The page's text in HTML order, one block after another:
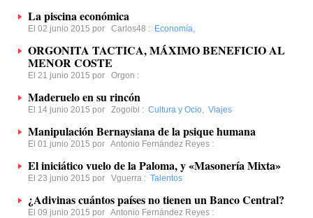
La piscina económica
El 02 junio 2015 por Carlos48 : Economía,
ORGONITA TACTICA, MÁXIMO BENEFICIO AL
MENOR COSTE
El 21 junio 2015 por Orgon :
Maderuelo en su rincón
El 14 junio 2015 por Zogoibi : Cultura y Ocio, Viajes
Manipulación Bernaysiana de la psique humana
El 01 junio 2015 por Antonio Fernández Reyes :
El iniciático vuelo de la Paloma, y «Masonería Mixta»
El 23 junio 2015 por Vguerra : Talentos
¿Adivinas cuántos países no tienen un Banco Central?
El 09 junio 2015 por Antonio Fernández Reyes :